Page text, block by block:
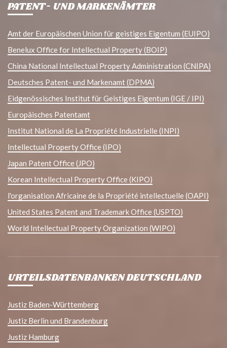
PATENT- UND MARKENÄMTER
Amt der Europäischen Union für geistiges Eigentum (EUIPO)
Benelux Office for Intellectual Property (BOIP)
China National Intellectual Property Administration (CNIPA)
Deutsches Patent- und Markenamt (DPMA)
Eidgenössisches Institut für Geistiges Eigentum (IGE / IPI)
Europäisches Patentamt
Institut National de La Propriété Industrielle (INPI)
Intellectual Property Office (IPO)
Japan Patent Office (JPO)
Korean Intellectual Property Office (KIPO)
l'organisation Africaine de la Propriété intellectuelle (OAPI)
United States Patent and Trademark Office (USPTO)
World Intellectual Property Organization (WIPO)
URTEILSDATENBANKEN DEUTSCHLAND
Justiz Baden-Württemberg
Justiz Berlin und Brandenburg
Justiz Hamburg